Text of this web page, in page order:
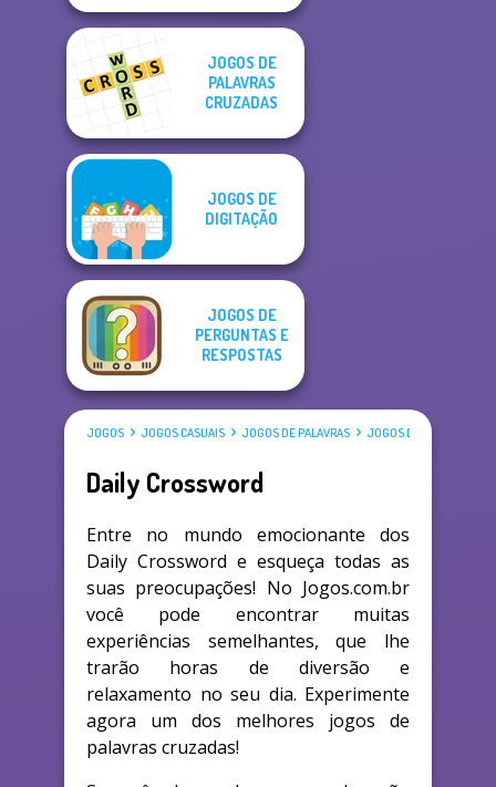
JOGOS DE
PALAVRAS
CRUZADAS
JOGOS DE
DIGITAÇÃO
JOGOS DE
PERGUNTAS E
RESPOSTAS
JOGOS JOGOS CASUAIS JOGOS DE PALAVRAS JOGOS DE PALAVRAS
Daily Crossword
Entre no mundo emocionante dos
Daily Crossword e esqueça todas as
suas preocupações! No Jogos.com.br
você pode encontrar muitas
experiências semelhantes, que lhe
trarão horas de diversão e
relaxamento no seu dia. Experimente
agora um dos melhores jogos de
palavras cruzadas!